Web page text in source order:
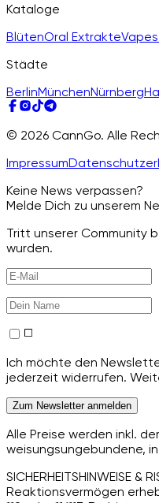
Kataloge
BlütenOral Extrakte
Städte
BerlinMünchenNürnberg
© 2026 CannGo. Alle
Impressum
Keine News verpassen?
Melde Dich zu unserem
Tritt unserer Community
wurden.
Ich möchte den
jederzeit widerrufen.
Zum Newsletter anmelden
Alle Preise werden inkl.
weisungsungebundene,
Reaktionsvermögen